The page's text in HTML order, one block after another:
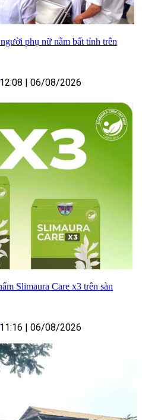
phụ nữ nằm bất tỉnh trên
12:08 06/08/2026
Slimaura Care x3 trên sàn
11:16 06/08/2026